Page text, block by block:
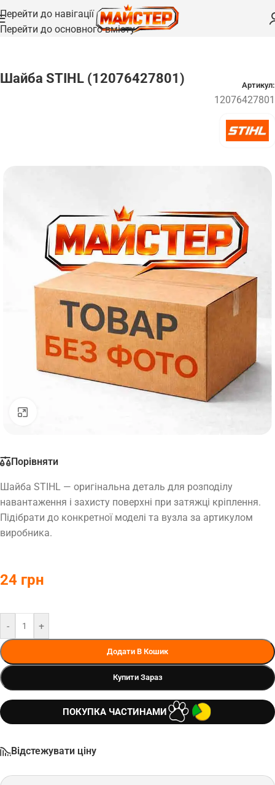
Перейти до навігації
Перейти до основного вмісту
Головна /Запчастини/Підшипники та шайби
Шайба STIHL (12076427801) Артикул:
12076427801
Порівняти
Шайба STIHL — оригінальна деталь для розподілу
навантаження і захисту поверхні при затяжці кріплення.
Підібрати до конкретної моделі та вузла за артикулом
виробника.
24 грн
- +
Додати В Кошик
Купити Зараз
ПОКУПКА ЧАСТИНАМИ
Відстежувати ціну